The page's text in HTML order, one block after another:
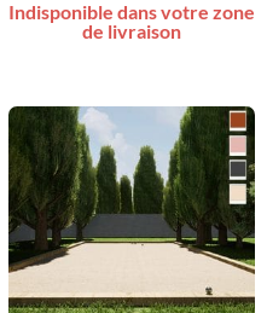
Indisponible dans votre zone
de livraison